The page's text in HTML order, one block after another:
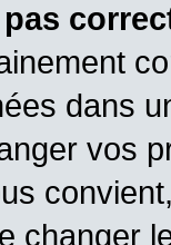
dans
vos
changer